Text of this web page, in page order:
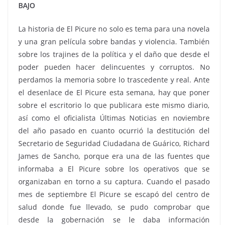
BAJO
La historia de El Picure no solo es tema para una novela
y una gran película sobre bandas y violencia. También
sobre los trajines de la política y el daño que desde el
poder pueden hacer delincuentes y corruptos. No
perdamos la memoria sobre lo trascedente y real. Ante
el desenlace de El Picure esta semana, hay que poner
sobre el escritorio lo que publicara este mismo diario,
así como el oficialista Últimas Noticias en noviembre
del año pasado en cuanto ocurrió la destitución del
Secretario de Seguridad Ciudadana de Guárico, Richard
James de Sancho, porque era una de las fuentes que
informaba a El Picure sobre los operativos que se
organizaban en torno a su captura. Cuando el pasado
mes de septiembre El Picure se escapó del centro de
salud donde fue llevado, se pudo comprobar que
desde la gobernación se le daba información